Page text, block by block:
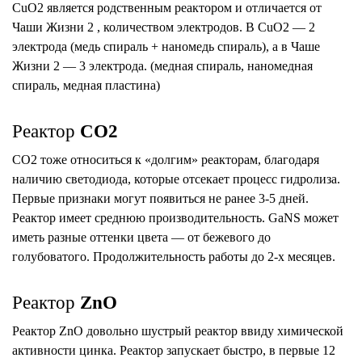
CuO2 является родственным реактором и отличается от
Чаши Жизни 2 , количеством электродов. В CuO2 — 2
электрода (медь спираль + наномедь спираль), а в Чаше
Жизни 2 — 3 электрода. (медная спираль, наномедная
спираль, медная пластина)
Реактор CO2
СО2 тоже относиться к «долгим» реакторам, благодаря
наличию светодиода, которые отсекает процесс гидролиза.
Первые признаки могут появиться не ранее 3-5 дней.
Реактор имеет среднюю производительность. GaNS может
иметь разные оттенки цвета — от бежевого до
голубоватого. Продолжительность работы до 2-х месяцев.
Реактор ZnO
Реактор ZnO довольно шустрый реактор ввиду химической
активности цинка. Реактор запускает быстро, в первые 12